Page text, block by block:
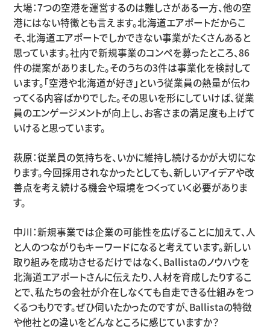
大場：7つの空港を運営するのは難しさがある一方、他の空
港にはない特徴とも言えます。北海道エアポートだからこ
そ、北海道エアポートでしかできない事業がたくさんあると
思っています。社内で新規事業のコンペを募ったところ、86
件の提案がありました。そのうちの3件は事業化を検討して
います。「空港や北海道が好き」という従業員の熱量が伝わ
ってくる内容ばかりでした。その思いを形にしていけば、従業
員のエンゲージメントが向上し、お客さまの満足度も上げて
いけると思っています。
萩原：従業員の気持ちを、いかに維持し続けるかが大切にな
ります。今回採用されなかったとしても、新しいアイデアや改
善点を考え続ける機会や環境をつくっていく必要がありま
す。
中川：新規事業では企業の可能性を広げることに加えて、人
と人のつながりもキーワードになると考えています。新しい
取り組みを成功させるだけではなく、Ballistaのノウハウを
北海道エアポートさんに伝えたり、人材を育成したりするこ
とで、私たちの会社が介在しなくても自走できる仕組みをつ
くるつもりです。ぜひ伺いたかったのですが、Ballistaの特徴
や他社との違いをどんなところに感じていますか？